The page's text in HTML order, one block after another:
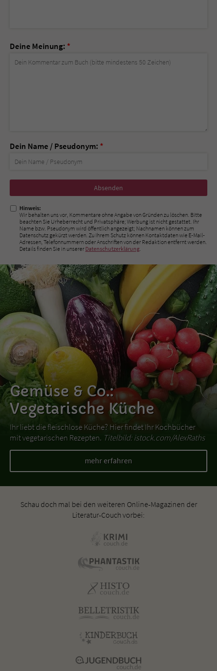
Deine Meinung: *
Dein Name / Pseudonym: *
Nicht
ausfüllen!
Hinweis:
Wir behalten uns vor, Kommentare ohne Angabe von Gründen zu löschen. Bitte
beachten Sie Urheberrecht und Privatsphäre; Werbung ist nicht gestattet. Ihr
Name bzw. Pseudonym wird öffentlich angezeigt; Nachnamen können zum
Datenschutz gekürzt werden. Zu Ihrem Schutz können Kontaktdaten wie E-Mail-
Adressen, Telefonnummern oder Anschriften von der Redaktion entfernt werden.
Details finden Sie in unserer Datenschutzerklärung
Gemüse & Co.:
Vegetarische Küche
Ihr liebt die fleischlose Küche? Hier findet Ihr Kochbücher
mit vegetarischen Rezepten. Titelbild: istock.com/AlexRaths
mehr erfahren
Schau doch mal bei den weiteren Online-Magazinen der
Literatur-Couch vorbei: